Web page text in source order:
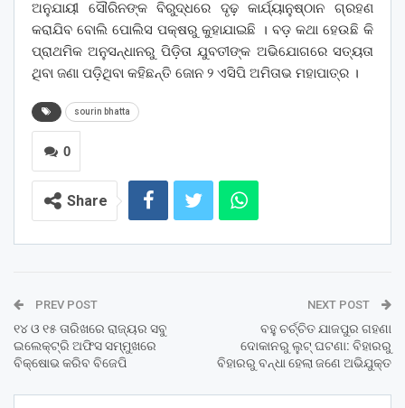
ଅନୁଯାୟୀ ସୌରିନଙ୍କ ବିରୁଦ୍ଧରେ ଦୃଢ଼ କାର୍ଯ୍ୟାନୁଷ୍ଠାନ ଗ୍ରହଣ
କରାଯିବ ବୋଲି ପୋଲିସ ପକ୍ଷରୁ କୁହାଯାଇଛି । ବଡ଼ କଥା ହେଉଛି କି
ପ୍ରାଥମିକ ଅନୁସନ୍ଧାନରୁ ପିଡ଼ିତା ଯୁବତୀଙ୍କ ଅଭିଯୋଗରେ ସତ୍ୟତା
ଥିବା ଜଣା ପଡ଼ିଥିବା କହିଛନ୍ତି ଜୋନ ୨ ଏସିପି ଅମିତାଭ ମହାପାତ୍ର ।
sourin bhatta
0
Share
PREV POST
୧୪ ଓ ୧୫ ତାରିଖରେ ରାଜ୍ୟର ସବୁ
ଇଲେକ୍ଟ୍ରି ଅଫିସ ସମ୍ମୁଖରେ
ବିକ୍ଷୋଭ କରିବ ବିଜେପି
NEXT POST
ବହୁ ଚର୍ଚ୍ଚିତ ଯାଜପୁର ଗହଣା
ଦୋକାନରୁ ଲୁଟ୍ ଘଟଣା: ବିହାରରୁ
ବିହାରରୁ ବନ୍ଧା ହେଲା ଜଣେ ଅଭିଯୁକ୍ତ